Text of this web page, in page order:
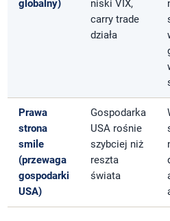
globalny)
niski VIX,
carry trade
działa
Prawa
strona
smile
(przewaga
gospodarki
USA)
Gospodarka
USA rośnie
szybciej niż
reszta
świata